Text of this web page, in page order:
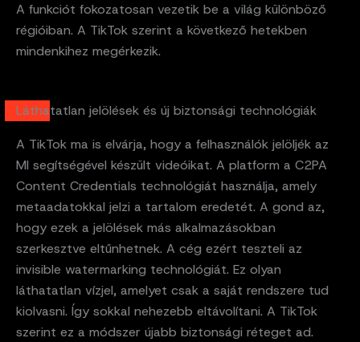
A funkciót fokozatosan vezetik be a világ különböző
régióiban. A TikTok szerint a következő hetekben
mindenkihez megérkezik.
Láthatatlan jelölések és új biztonsági technológiák
A TikTok ma is elvárja, hogy a felhasználók jelöljék az
MI segítségével készült videóikat. A platform a C2PA
Content Credentials technológiát használja, amely
metaadatokkal jelzi a tartalom eredetét. A gond az,
hogy ezek a jelölések más alkalmazásokban
szerkesztve eltűnhetnek. A cég ezért teszteli az
invisible watermarking technológiát. Ez olyan
láthatatlan vízjel, amelyet csak a saját rendszere tud
kiolvasni. Így sokkal nehezebb eltávolítani. A TikTok
szerint ez a módszer újabb biztonsági réteget ad.